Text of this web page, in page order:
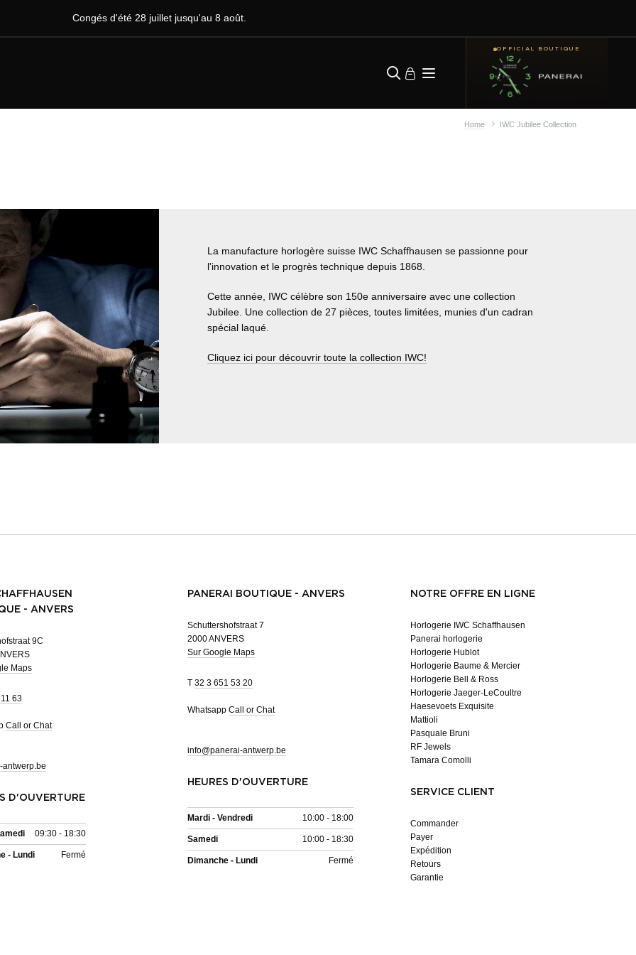
Congés d'été 28 juillet jusqu'au 8 août.
OFFICIAL BOUTIQUE
Home IWC Jubilee Collection
La manufacture horlogère suisse IWC Schaffhausen se passionne pour
l'innovation et le progrès technique depuis 1868.
Cette année, IWC célèbre son 150e anniversaire avec une collection
Jubilee. Une collection de 27 pièces, toutes limitées, munies d'un cadran
spécial laqué.
Cliquez ici pour découvrir toute la collection IWC!
- ANVERS
9C
Maps
63
Call or Chat
antwerp.be
D'OUVERTURE
09:30 - 18:30
- Lundi Fermé
PANERAI BOUTIQUE - ANVERS
Schuttershofstraat 7
2000 ANVERS
Sur Google Maps
T 32 3 651 53 20
Whatsapp Call or Chat
info@panerai-antwerp.be
HEURES D'OUVERTURE
Mardi - Vendredi 10:00 - 18:00
Samedi 10:00 - 18:30
Dimanche - Lundi Fermé
NOTRE OFFRE EN LIGNE
Horlogerie IWC Schaffhausen
Panerai horlogerie
Horlogerie Hublot
Horlogerie Baume & Mercier
Horlogerie Bell & Ross
Horlogerie Jaeger-LeCoultre
Haesevoets Exquisite
Mattioli
Pasquale Bruni
RF Jewels
Tamara Comolli
SERVICE CLIENT
Commander
Payer
Expédition
Retours
Garantie